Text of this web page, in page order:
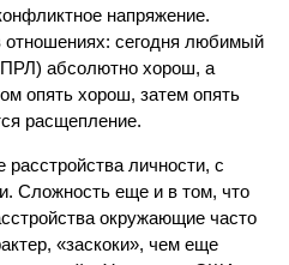
напряжение.
сегодня любимый
ПРЛ) абсолютно хорош, а
опять хорош, затем опять
расщепление.
личности, с
Сложность еще и в том, что
окружающие часто
«заскоки», чем еще